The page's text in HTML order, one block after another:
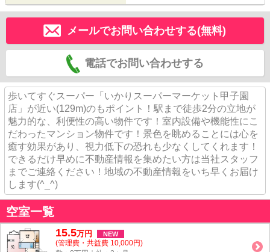
メールでお問い合わせする(無料)
電話でお問い合わせする
歩いてすぐスーパー「いかりスーパーマーケット甲子園
店」が近い(129m)のもポイント！駅まで徒歩2分の立地が
魅力的な、利便性の高い物件です！室内設備や機能性にこ
だわったマンション物件です！景色を眺めることには心を
癒す効果があり、視力低下の恐れも少なくしてくれます！
できるだけ早めに不動産情報を集めたい方は当社スタッフ
までご連絡ください！地域の不動産情報をいち早くお届け
します(^_^)
空室一覧
15.5万円 NEW
(管理費・共益費 10,000円)